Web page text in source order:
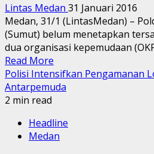
Lintas Medan 31 Januari 2016
Medan, 31/1 (LintasMedan) –
(Sumut) belum menetapkan
dua organisasi kepemudaan
Read More
Polisi Intensifkan Pengamanan
Antarpemuda
2 min read
Headline
Medan